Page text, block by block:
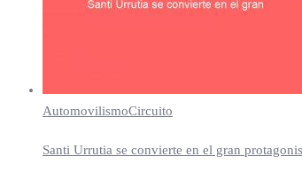
AutomovilismoCircuito
Santi Urrutia se convierte en el gran